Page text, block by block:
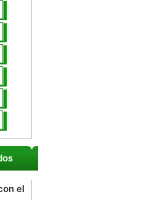
de Automotores
General
Profesional
el